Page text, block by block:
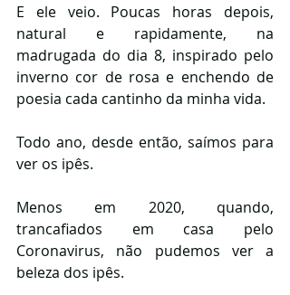
E ele veio. Poucas horas depois,
natural e rapidamente, na
madrugada do dia 8, inspirado pelo
inverno cor de rosa e enchendo de
poesia cada cantinho da minha vida.
Todo ano, desde então, saímos para
ver os ipês.
Menos em 2020, quando,
trancafiados em casa pelo
Coronavirus, não pudemos ver a
beleza dos ipês.